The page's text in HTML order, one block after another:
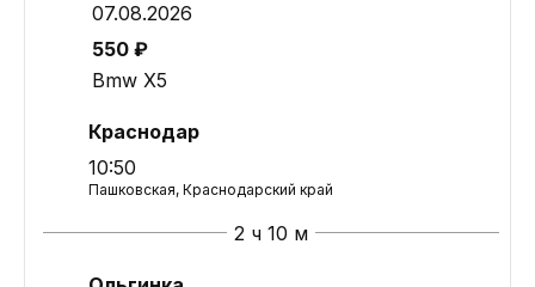
07.08.2026
550 ₽
Bmw X5
Краснодар
10:50
Пашковская, Краснодарский край
2 ч 10 м